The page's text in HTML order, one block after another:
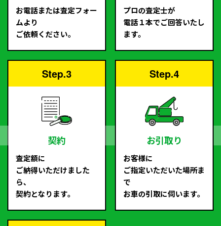
お電話または査定フォー
ムより
ご依頼ください。
プロの査定士が
電話１本でご回答いたし
ます。
Step.3
契約
査定額に
ご納得いただけました
ら、
契約となります。
Step.4
お引取り
お客様に
ご指定いただいた場所ま
で
お車の引取に伺います。